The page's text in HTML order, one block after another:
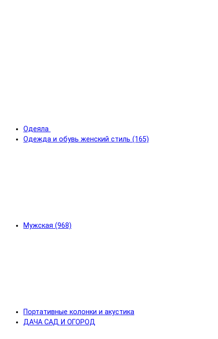
Одеяла
Одежда и обувь женский стиль (165)
Мужская (968)
Портативные колонки и акустика
ДАЧА САД И ОГОРОД